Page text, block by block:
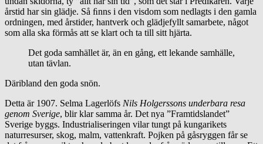
årstid har sin glädje. Så ﬁnns i den visdom som nedlagts i den gamla
ordningen, med årstider, hantverk och glädjefyllt samarbete, något
som alla ska förmås att se klart och ta till sitt hjärta.
Det goda samhället är, än en gång, ett lekande samhälle,
utan tävlan.
Däribland den goda snön.
Detta är 1907. Selma Lagerlöfs Nils Holgerssons underbara resa
genom Sverige, blir klar samma år. Det nya ”Framtidslandet”
Sverige byggs. Industrialiseringen vilar tungt på kungarikets
naturresurser, skog, malm, vattenkraft. Pojken på gåsryggen får se